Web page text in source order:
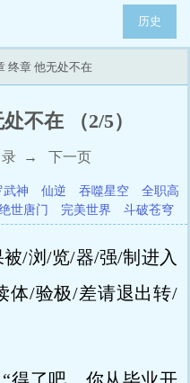
历史
终章 他无处不在
不在 （2/5）
→ 下一页
武神 仙逆 吞噬星空
全职高
世唐门 完美世界 斗破苍穹
/浏/览/器/强/制进入
体/验极/差请退出转/